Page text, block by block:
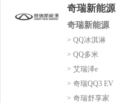
奇瑞新能源
奇瑞新能源
> QQ冰淇淋
> QQ多米
> 艾瑞泽e
> 奇瑞QQ3 EV
> 奇瑞舒享家